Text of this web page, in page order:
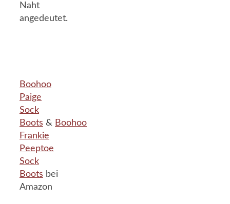
Naht
angedeutet.
Boohoo
Paige
Sock
Boots & Boohoo
Frankie
Peeptoe
Sock
Boots bei
Amazon